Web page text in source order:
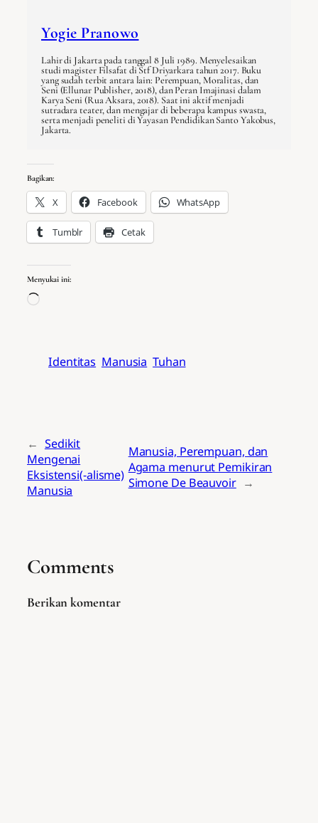
Yogie Pranowo
Lahir di Jakarta pada tanggal 8 Juli 1989. Menyelesaikan
studi magister Filsafat di Stf Driyarkara tahun 2017. Buku
yang sudah terbit antara lain: Perempuan, Moralitas, dan
Seni (Ellunar Publisher, 2018), dan Peran Imajinasi dalam
Karya Seni (Rua Aksara, 2018). Saat ini aktif menjadi
sutradara teater, dan mengajar di beberapa kampus swasta,
serta menjadi peneliti di Yayasan Pendidikan Santo Yakobus,
Jakarta.
Bagikan:
X Facebook WhatsApp
Tumblr Cetak
Menyukai ini:
Memuat…
Identitas Manusia Tuhan
← Sedikit
Mengenai
Eksistensi(-alisme)
Manusia
Manusia, Perempuan, dan
Agama menurut Pemikiran
Simone De Beauvoir →
Comments
Berikan komentar